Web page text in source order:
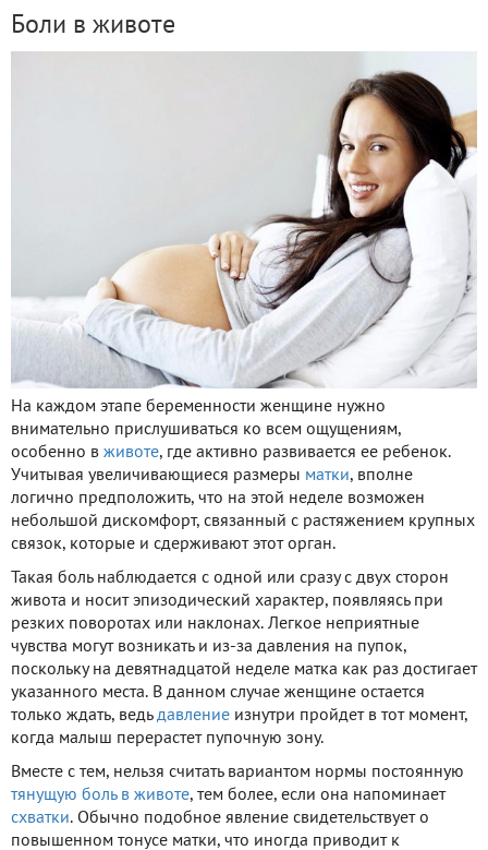
Боли в животе
На каждом этапе беременности женщине нужно
внимательно прислушиваться ко всем ощущениям,
особенно в животе, где активно развивается ее ребенок.
Учитывая увеличивающиеся размеры матки, вполне
логично предположить, что на этой неделе возможен
небольшой дискомфорт, связанный с растяжением крупных
связок, которые и сдерживают этот орган.
Такая боль наблюдается с одной или сразу с двух сторон
живота и носит эпизодический характер, появляясь при
резких поворотах или наклонах. Легкое неприятные
чувства могут возникать и из-за давления на пупок,
поскольку на девятнадцатой неделе матка как раз достигает
указанного места. В данном случае женщине остается
только ждать, ведь давление изнутри пройдет в тот момент,
когда малыш перерастет пупочную зону.
Вместе с тем, нельзя считать вариантом нормы постоянную
тянущую боль в животе, тем более, если она напоминает
схватки. Обычно подобное явление свидетельствует о
повышенном тонусе матки, что иногда приводит к